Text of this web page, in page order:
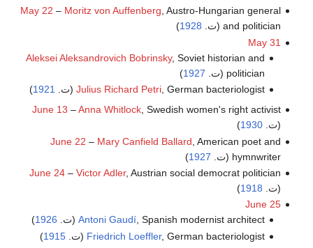
May 22 – Moritz von Auffenberg, Austro-Hungarian general
and politician (ت.
1928
)
May 31
Aleksei Aleksandrovich Bobrinsky, Soviet historian and
politician (ت.
1927
)
Julius Richard Petri, German bacteriologist (ت. 1921
)
June 13 –Anna Whitlock, Swedish women's right activist
(ت.1930
)
June 22 – Mary Canfield Ballard , American poet and
hymnwriter (ت.
1927
)
June 24– Victor Adler, Austrian social democrat politician
(ت. 1918
)
June 25
Antoni Gaudí, Spanish modernist architect (ت. 1926
)
Friedrich Loeffler, German bacteriologist (ت. 1915
)